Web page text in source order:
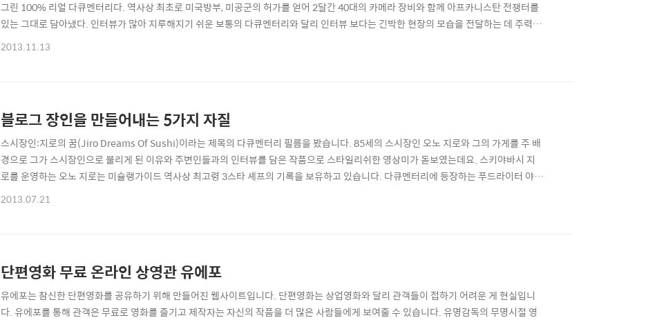
그린 100% 리얼 다큐멘터리다. 역사상 최초로 미국방부, 미공군의 허가를 얻어 2달간 40대의 카메라 장비와 함께 아프카니스탄 전쟁터를
있는 그대로 담아냈다. 인터뷰가 많아 지루해지기 쉬운 보통의 다큐멘터리와 달리 인터뷰 보다는 긴박한 현장의 모습을 전달하는 데 주력했
다. 헬리콥터를 타고 전쟁터에 투입돼 최단시간 내에 부상당한 병사(미군, 연합군)를 싣고 응급처치 한 후 기지내 병원으로 옮기는 게 그들의
2013.11.13
블로그 장인을 만들어내는 5가지 자질
스시장인:지로의 꿈(Jiro Dreams Of Sushi)이라는 제목의 다큐멘터리 필름을 봤습니다. 85세의 스시장인 오노 지로와 그의 가게를 주 배
경으로 그가 스시장인으로 불리게 된 이유와 주변인들과의 인터뷰를 담은 작품으로 스타일리쉬한 영상미가 돋보였는데요. 스키야바시 지
로를 운영하는 오노 지로는 미슐랭가이드 역사상 최고령 3스타 셰프의 기록을 보유하고 있습니다. 다큐멘터리에 등장하는 푸드라이터 야마
모토씨의 말에 의하면 위대한 셰프는 5가지 속성(자질)이 있다고 합니다. 오노 지로씨는 이 5가지 자질을 모두 갖추고 있다고 하는군요. 야
2013.07.21
단편영화 무료 온라인 상영관 유에포
유에포는 참신한 단편영화를 공유하기 위해 만들어진 웹사이트입니다. 단편영화는 상업영화와 달리 관객들이 접하기 어려운 게 현실입니
다. 유에포를 통해 관객은 무료로 영화를 즐기고 제작자는 자신의 작품을 더 많은 사람들에게 보여줄 수 있습니다. 유명감독의 무명시절 영